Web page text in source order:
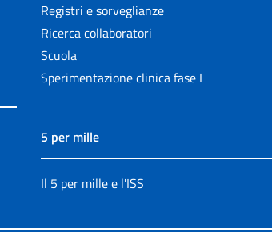
Registri e sorveglianze
Ricerca collaboratori
Scuola
Sperimentazione clinica fase I
5 per mille
Il 5 per mille e l'ISS